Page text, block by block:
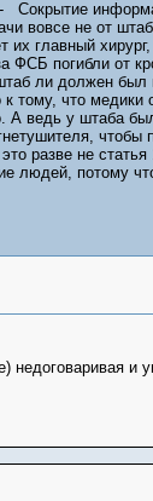
Сокрытие
вовсе не от
главный
ФСБ погибли от
ли должен был
тому, что
ведь у штаба
разве не
людей, потому
и